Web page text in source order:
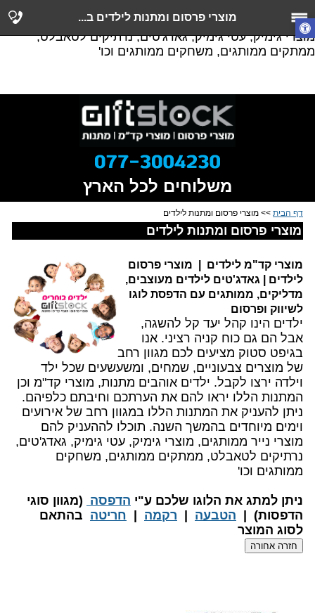
פרסום לילדים, מוצרי פרסום לנוער, מוצרי נייר ממותגים,
מוצרי גימיק, עטי גימיק, גאדג'טים, נרתיקים לטאבלט,
ממתקים ממותגים, משחקים ממותגים וכו'
מוצרי פרסום ומתנות לילדים ב...
משלוחים לכל הארץ
דף הבית >> מוצרי פרסום ומתנות לילדים
מוצרי פרסום ומתנות לילדים
מוצרי קד"מ לילדים | מוצרי פרסום
לילדים | גאדג'טים לילדים מעוצבים,
מדליקים, ממותגים עם הדפסת לוגו
לשיווק ופרסום
ילדים הינו קהל יעד קל להשגה,
אבל הם גם כוח קניה רציני. אנו
בגיפט סטוק מציעים לכם מגוון רחב
של מוצרים צבעוניים, שמחים, ומשעשעים שכל ילד
וילדה ירצו לקבל. ילדים אוהבים מתנות, מוצרי קד"מ וכן
המתנות הללו יראו להם את הערתכם וחיבתם כלפיהם.
ניתן להעניק את המתנות הללו במגוון רחב של אירועים
וימים מיוחדים בהמשך השנה. תוכלו לההעניק להם
מוצרי נייר ממותגים, מוצרי גימיק, עטי גימיק, גאדג'טים,
נרתיקים לטאבלט, ממתקים ממותגים, משחקים
ממותגים וכו'
​ניתן למתג את הלוגו שלכם ע"י הדפסה (מגוון סוגי
הדפסות) | הטבעה רקמה חריטה בהתאם
לסוג המוצר